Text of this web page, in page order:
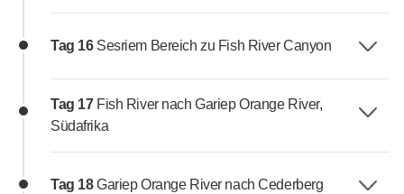
Tag 16 Sesriem Bereich zu Fish River Canyon
Tag 17 Fish River nach Gariep Orange River,
Südafrika
Tag 18Gariep Orange River nach Cederberg